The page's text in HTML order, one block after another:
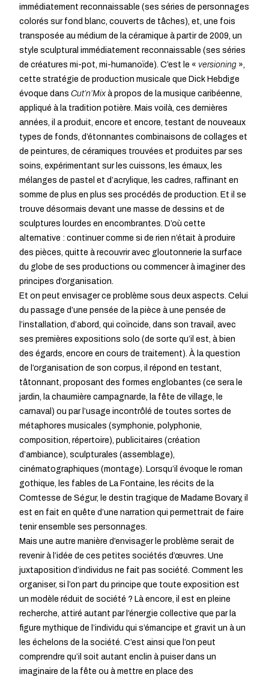
immédiatement reconnaissable (ses séries de personnages
colorés sur fond blanc, couverts de tâches), et, une fois
transposée au médium de la céramique à partir de 2009, un
style sculptural immédiatement reconnaissable (ses séries
de créatures mi-pot, mi-humanoïde). C’est le « versioning »,
cette stratégie de production musicale que Dick Hebdige
évoque dans Cut’n’Mix à propos de la musique caribéenne,
appliqué à la tradition potière. Mais voilà, ces dernières
années, il a produit, encore et encore, testant de nouveaux
types de fonds, d’étonnantes combinaisons de collages et
de peintures, de céramiques trouvées et produites par ses
soins, expérimentant sur les cuissons, les émaux, les
mélanges de pastel et d’acrylique, les cadres, raffinant en
somme de plus en plus ses procédés de production. Et il se
trouve désormais devant une masse de dessins et de
sculptures lourdes en encombrantes. D’où cette
alternative : continuer comme si de rien n’était à produire
des pièces, quitte à recouvrir avec gloutonnerie la surface
du globe de ses productions ou commencer à imaginer des
principes d’organisation.
Et on peut envisager ce problème sous deux aspects. Celui
du passage d’une pensée de la pièce à une pensée de
l’installation, d’abord, qui coïncide, dans son travail, avec
ses premières expositions solo (de sorte qu’il est, à bien
des égards, encore en cours de traitement). À la question
de l’organisation de son corpus, il répond en testant,
tâtonnant, proposant des formes englobantes (ce sera le
jardin, la chaumière campagnarde, la fête de village, le
carnaval) ou par l’usage incontrôlé de toutes sortes de
métaphores musicales (symphonie, polyphonie,
composition, répertoire), publicitaires (création
d’ambiance), sculpturales (assemblage),
cinématographiques (montage). Lorsqu’il évoque le roman
gothique, les fables de La Fontaine, les récits de la
Comtesse de Ségur, le destin tragique de Madame Bovary, il
est en fait en quête d’une narration qui permettrait de faire
tenir ensemble ses personnages.
Mais une autre manière d’envisager le problème serait de
revenir à l’idée de ces petites sociétés d’œuvres. Une
juxtaposition d’individus ne fait pas société. Comment les
organiser, si l’on part du principe que toute exposition est
un modèle réduit de société ? Là encore, il est en pleine
recherche, attiré autant par l’énergie collective que par la
figure mythique de l’individu qui s’émancipe et gravit un à un
les échelons de la société. C’est ainsi que l’on peut
comprendre qu’il soit autant enclin à puiser dans un
imaginaire de la fête ou à mettre en place des